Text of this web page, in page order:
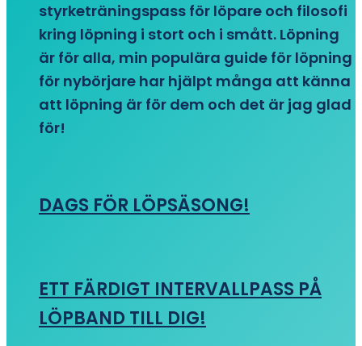
styrketräningspass för löpare och filosofi
kring löpning i stort och i smått. Löpning
är för alla, min populära guide för löpning
för nybörjare har hjälpt många att känna
att löpning är för dem och det är jag glad
för!
DAGS FÖR LÖPSÄSONG!
ETT FÄRDIGT INTERVALLPASS PÅ
LÖPBAND TILL DIG!